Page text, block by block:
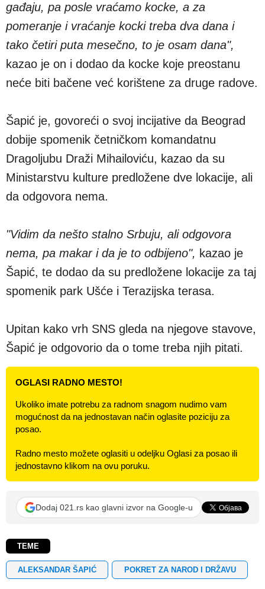
gađaju, pa posle vraćamo kocke, a za
pomeranje i vraćanje kocki treba dva dana i
tako četiri puta mesečno, to je osam dana",
kazao je on i dodao da kocke koje preostanu
neće biti bačene već korištene za druge radove.
Šapić je, govoreći o svoj incijative da Beograd
dobije spomenik četničkom komandatnu
Dragoljubu Draži Mihailoviću, kazao da su
Ministarstvu kulture predložene dve lokacije, ali
da odgovora nema.
"Vidim da nešto stalno Srbuju, ali odgovora
nema, pa makar i da je to odbijeno", kazao je
Šapić, te dodao da su predložene lokacije za taj
spomenik park Ušće i Terazijska terasa.
Upitan kako vrh SNS gleda na njegove stavove,
Šapić je odgovorio da o tome treba njih pitati.
OGLASI RADNO MESTO!
Ukoliko imate potrebu za radnom snagom nudimo vam
mogućnost da na jednostavan način oglasite poziciju za
posao.
Radno mesto možete oglasiti u odeljku Oglasi za posao ili
jednostavno klikom na ovu poruku.
Dodaj 021.rs kao glavni izvor na Google-u
TEME
ALEKSANDAR ŠAPIĆ POKRET ZA NAROD I DRŽAVU